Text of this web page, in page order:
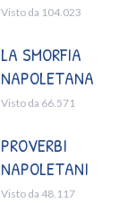
Visto da 104.023
LA SMORFIA
NAPOLETANA
Visto da 66.571
PROVERBI
NAPOLETANI
Visto da 48.117